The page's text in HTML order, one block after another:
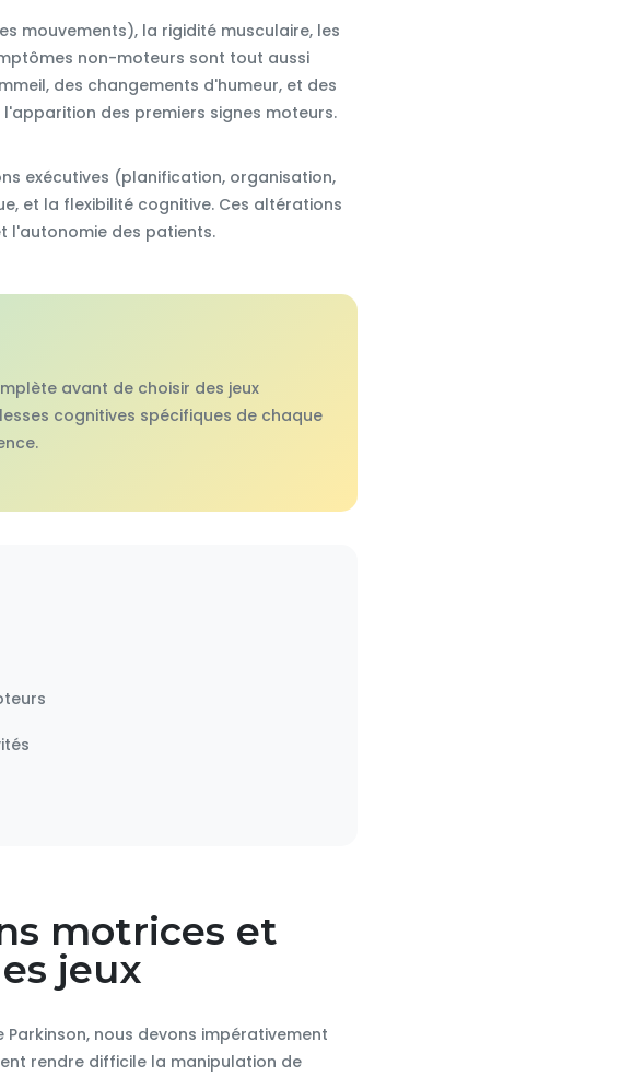
mouvements), la rigidité musculaire, les
non-moteurs sont tout aussi
des changements d'humeur, et des
des premiers signes moteurs.
exécutives (planification, organisation,
et la flexibilité cognitive. Ces altérations
l'autonomie des patients.
avant de choisir des jeux
cognitives spécifiques de chaque
motrices et
jeux
nous devons impérativement
rendre difficile la manipulation de